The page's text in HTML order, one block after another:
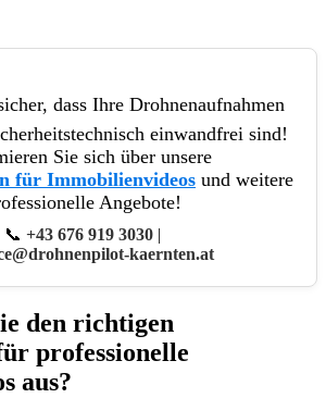
dass Ihre Drohnenaufnahmen
einwandfrei sind!
Sie sich über unsere
für Immobilienvideos und weitere
Angebote!
📞 +43 676 919 3030 |
kaernten.at
den richtigen
professionelle
aus?